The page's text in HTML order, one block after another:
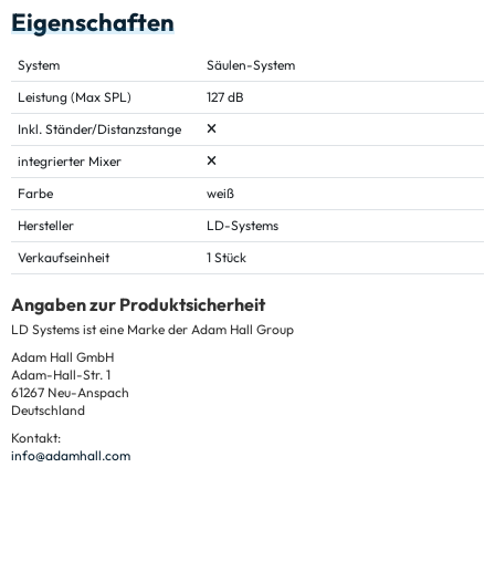
Eigenschaften
System
Säulen-System
Leistung (Max SPL)
127 dB
Inkl. Ständer/Distanzstange
integrierter Mixer
Farbe
weiß
Hersteller
LD-Systems
Verkaufseinheit
1 Stück
Angaben zur Produktsicherheit
LD Systems ist eine Marke der Adam Hall Group
Adam Hall GmbH
Adam-Hall-Str. 1
61267 Neu-Anspach
Deutschland
Kontakt:
info@adamhall.com